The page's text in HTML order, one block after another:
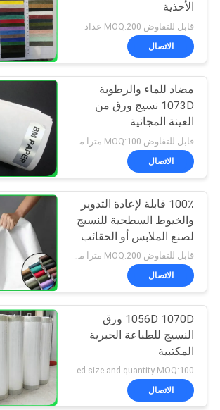
الأحذية
قابل للتفاوض MOQ:200 عداد
الاتصال
مضاد للماء والرطوبة
1073D نسيج ورق من
العينة المجانية
الاتصال
100٪ قابلة لإعادة التدوير
والخيوط السطحية للنسيج
لصنع الملابس أو الحقائب
قابل للتفاوض MOQ:200 مترا مربعا
الاتصال
1056D 1070D ورق
النسيج للطباعة الحبرية
المكتبية
negociation according to tyvek paper customized size and quantity MOQ:100 متر مربع
الاتصال